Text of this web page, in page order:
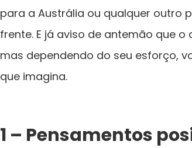
para a Austrália ou qualquer outro
frente. E já aviso de antemão que
mas dependendo do seu esforço,
que imagina.
1 – Pensamentos